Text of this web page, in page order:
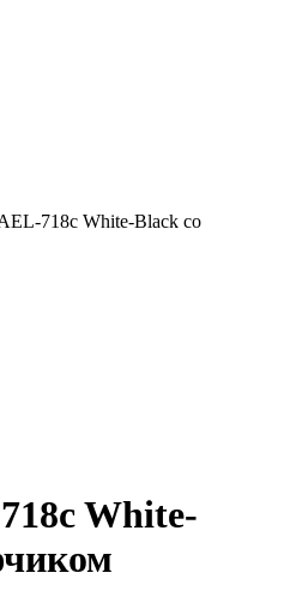
718c White-Black со
White-